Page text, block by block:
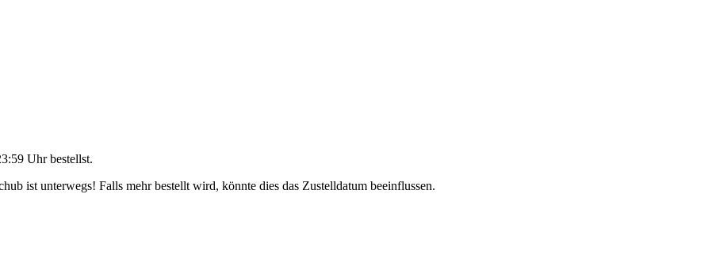
Uhrbestellst.
ist unterwegs! Falls mehr bestellt wird, könnte dies das Zustelldatum beeinflussen.